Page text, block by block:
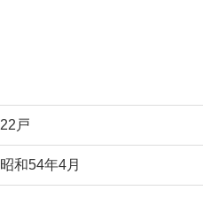
22戸
昭和54年4月